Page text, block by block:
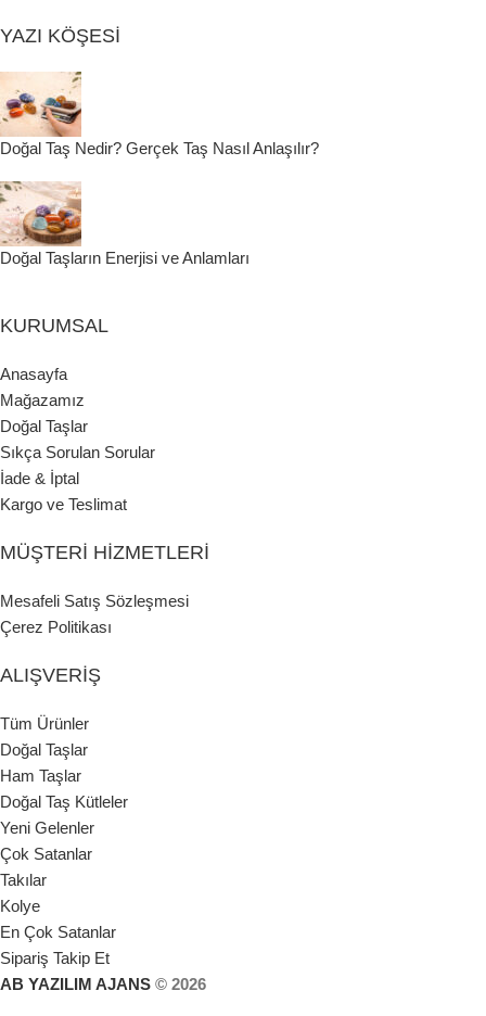
YAZI KÖŞESI
Doğal Taş Nedir? Gerçek Taş Nasıl Anlaşılır?
Doğal Taşların Enerjisi ve Anlamları
KURUMSAL
Anasayfa
Mağazamız
Doğal Taşlar
Sıkça Sorulan Sorular
İade & İptal
Kargo ve Teslimat
MÜŞTERI HIZMETLERI
Mesafeli Satış Sözleşmesi
Çerez Politikası
ALIŞVERIŞ
Tüm Ürünler
Doğal Taşlar
Ham Taşlar
Doğal Taş Kütleler
Yeni Gelenler
Çok Satanlar
Takılar
Kolye
En Çok Satanlar
Sipariş Takip Et
AB YAZILIM AJANS © 2026